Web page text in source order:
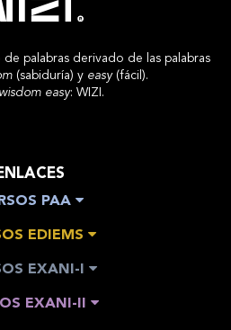
palabras derivado de las palabras
(sabiduría) y easy(fácil).
wisdom easy: WIZI.
PAA
EDIEMS
EXANI-I
EXANI-II